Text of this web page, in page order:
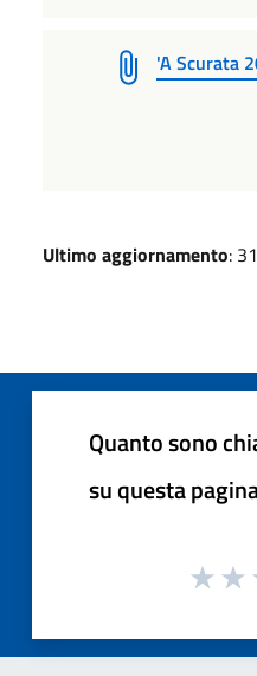
'A Scurata
Ultimo aggiornamento:
Quanto sono
su questa